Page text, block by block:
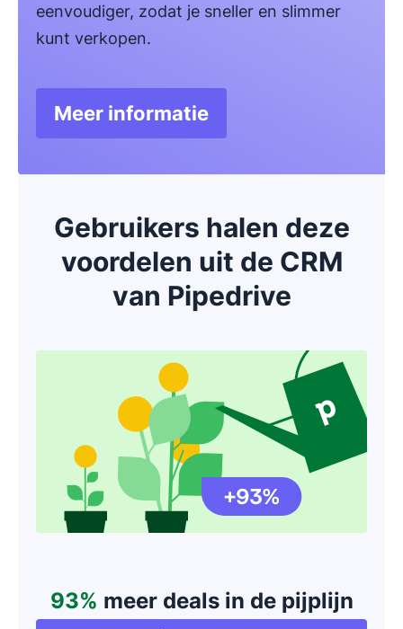
eenvoudiger, zodat je sneller en slimmer
kunt verkopen.
Meer informatie
Opent in nieuw venster
Gebruikers halen deze
voordelen uit de CRM
van Pipedrive
93% meer deals in de pijplijn